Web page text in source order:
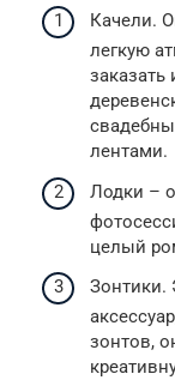
Качели.
легкую
заказать
лентами.
Лодки –
целый
Зонтики.
зонтов,